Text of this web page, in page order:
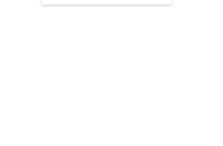
Assistência de Enfermagem na